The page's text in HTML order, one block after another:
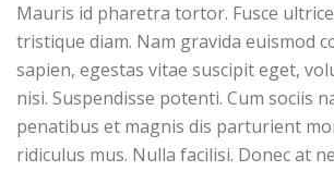
Mauris id pharetra tortor. Fusce
tristique diam. Nam gravida euismod
sapien, egestas vitae suscipit eget,
nisi. Suspendisse potenti. Cum sociis
penatibus et magnis dis parturient
ridiculus mus. Nulla facilisi. Donec at